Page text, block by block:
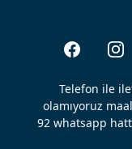
Telefon ile
olamıyoruz
92 whatsapp